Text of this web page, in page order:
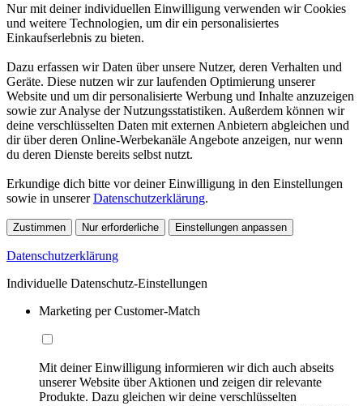
Nur mit deiner individuellen Einwilligung verwenden wir Cookies
und weitere Technologien, um dir ein personalisiertes
Einkaufserlebnis zu bieten.
Dazu erfassen wir Daten über unsere Nutzer, deren Verhalten und
Geräte. Diese nutzen wir zur laufenden Optimierung unserer
Website und um dir personalisierte Werbung und Inhalte anzuzeigen
sowie zur Analyse der Nutzungsstatistiken. Außerdem können wir
deine verschlüsselten Daten mit externen Anbietern abgleichen und
dir über deren Online-Werbekanäle Angebote anzeigen, nur wenn
du deren Dienste bereits selbst nutzt.
Erkundige dich bitte vor deiner Einwilligung in den Einstellungen
sowie in unsererDatenschutzerklärung.
Zustimmen Nur erforderliche Einstellungen anpassen
Datenschutzerklärung
Individuelle Datenschutz-Einstellungen
Marketing per Customer-Match
Mit deiner Einwilligung informieren wir dich auch abseits
unserer Website über Aktionen und zeigen dir relevante
Produkte. Dazu gleichen wir deine verschlüsselten